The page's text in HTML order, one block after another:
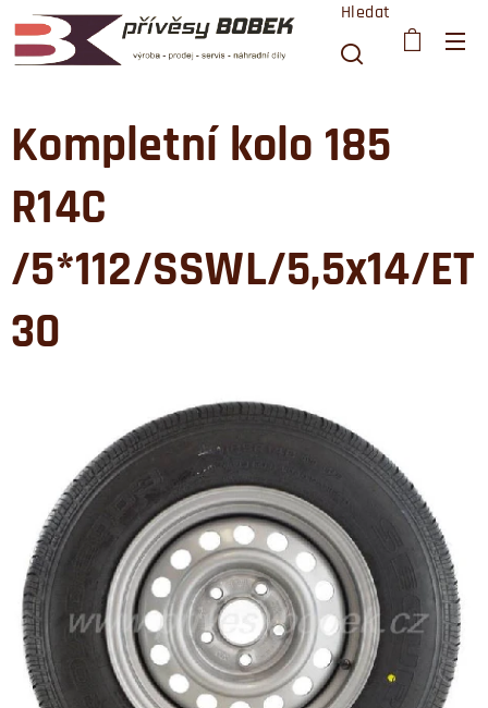
Hledat
Kompletní kolo 185
R14C
/5*112/SSWL/5,5x14/ET
30